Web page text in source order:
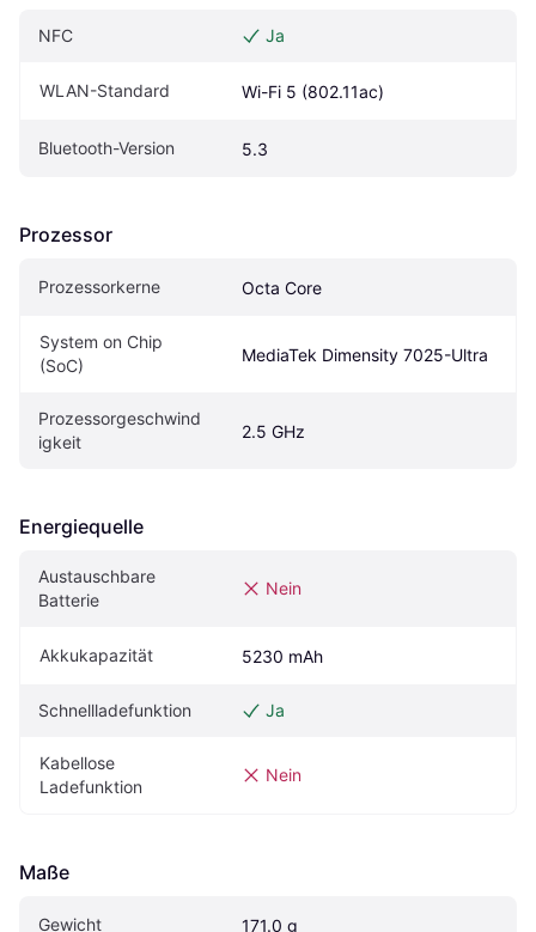
NFC Ja
WLAN-Standard Wi-Fi 5 (802.11ac)
Bluetooth-Version 5.3
Prozessor
Prozessorkerne Octa Core
System on Chip
(SoC)
MediaTek Dimensity 7025-Ultra
Prozessorgeschwind
igkeit
2.5 GHz
Energiequelle
Austauschbare
Batterie
Nein
Akkukapazität 5230 mAh
Schnellladefunktion Ja
Kabellose
Ladefunktion
Nein
Maße
Gewicht 171.0 g